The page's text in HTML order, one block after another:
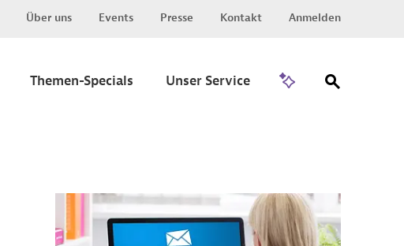
Über uns Events Presse Kontakt Anmelden
Themen-Specials Unser Service